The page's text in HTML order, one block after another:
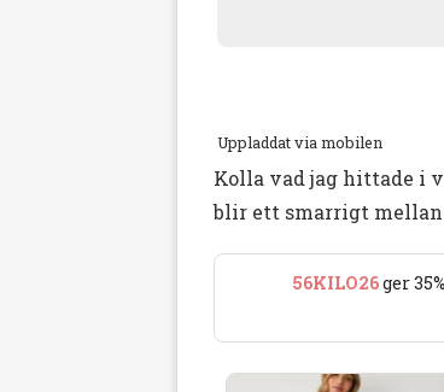
Uppladdat via mobilen
Kolla vad jag hittade i
blir ett smarrigt
56KILO26ger